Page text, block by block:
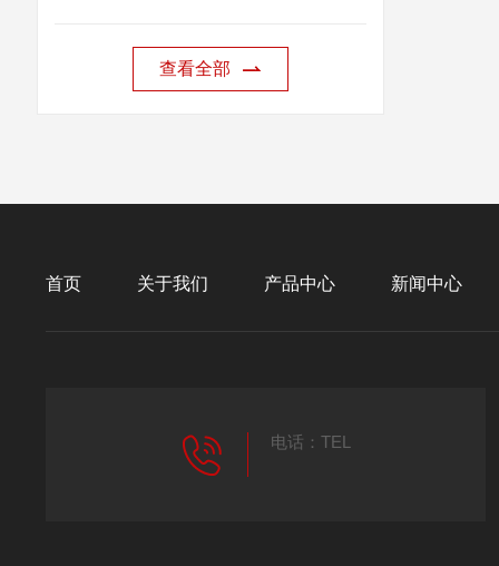
查看全部
首页 关于我们 产品中心 新闻中心
电话：TEL